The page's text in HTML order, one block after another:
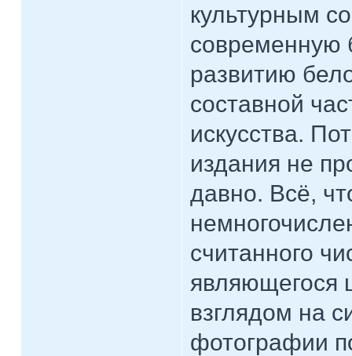
культурным
современную
развитию
составной
искусства.
издания не
давно. Всё,
считанного
являющегося
взглядом на
фотографии